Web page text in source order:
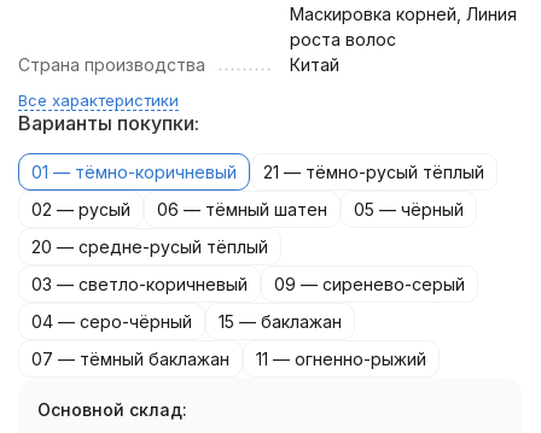
Маскировка корней, Линия
роста волос
Страна производства
Китай
Все характеристики
Варианты покупки:
01 — тёмно-коричневый
21 — тёмно-русый тёплый
02 — русый
06 — тёмный шатен
05 — чёрный
20 — средне-русый тёплый
03 — светло-коричневый
09 — сиренево-серый
04 — серо-чёрный
15 — баклажан
07 — тёмный баклажан
11 — огненно-рыжий
Основной склад: